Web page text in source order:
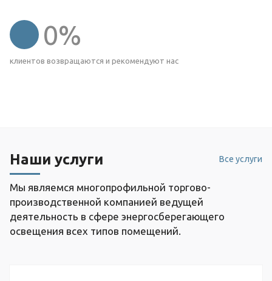
0%
клиентов возвращаются и рекомендуют нас
Все услуги
Наши услуги
Мы являемся многопрофильной торгово-
производственной компанией ведущей
деятельность в сфере энергосберегающего
освещения всех типов помещений.